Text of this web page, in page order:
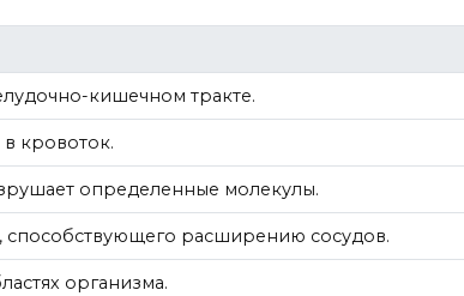
кишечном тракте.
кровоток.
определенные молекулы.
способствующего расширению сосудов.
организма.